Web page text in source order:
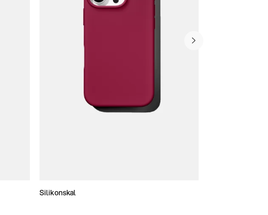
Silikonskal